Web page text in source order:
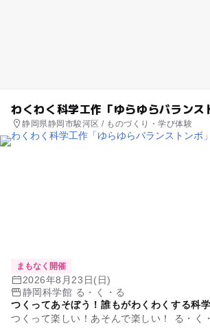
わくわく科学工作「ゆらゆらバランス
静岡県静岡市駿河区 / ものづくり・学び体験
まもなく開催
2026年8月23日(日)
静岡科学館 る・く・る
つくってあそぼう！誰もがわくわくする科学
つくって楽しい！あそんで楽しい！ る・く